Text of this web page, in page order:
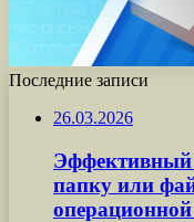
Последние записи
26.03.2026
Эффективный
папку или